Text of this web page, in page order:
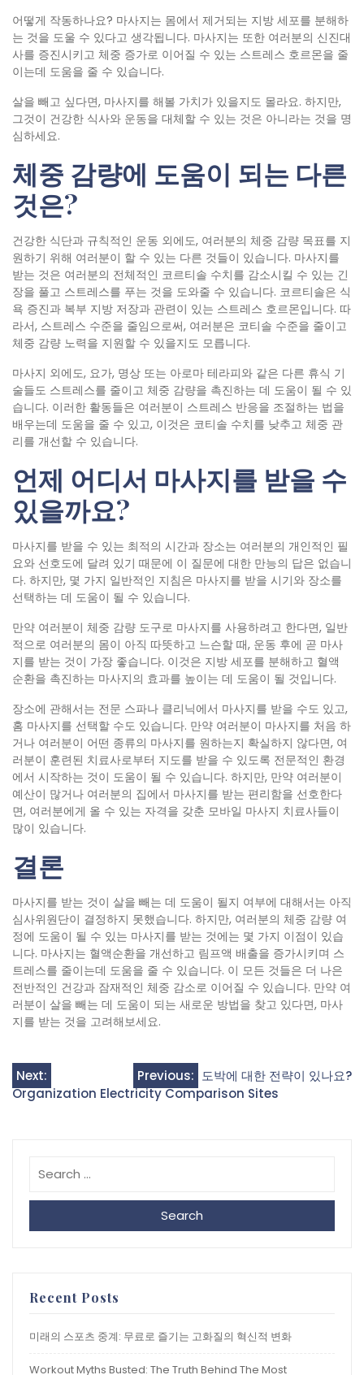
어떻게 작동하나요? 마사지는 몸에서 제거되는 지방 세포를 분해하
는 것을 도울 수 있다고 생각됩니다. 마사지는 또한 여러분의 신진대
사를 증진시키고 체중 증가로 이어질 수 있는 스트레스 호르몬을 줄
이는데 도움을 줄 수 있습니다.
살을 빼고 싶다면, 마사지를 해볼 가치가 있을지도 몰라요. 하지만,
그것이 건강한 식사와 운동을 대체할 수 있는 것은 아니라는 것을 명
심하세요.
체중 감량에 도움이 되는 다른
것은?
건강한 식단과 규칙적인 운동 외에도, 여러분의 체중 감량 목표를 지
원하기 위해 여러분이 할 수 있는 다른 것들이 있습니다. 마사지를
받는 것은 여러분의 전체적인 코르티솔 수치를 감소시킬 수 있는 긴
장을 풀고 스트레스를 푸는 것을 도와줄 수 있습니다. 코르티솔은 식
욕 증진과 복부 지방 저장과 관련이 있는 스트레스 호르몬입니다. 따
라서, 스트레스 수준을 줄임으로써, 여러분은 코티솔 수준을 줄이고
체중 감량 노력을 지원할 수 있을지도 모릅니다.
마사지 외에도, 요가, 명상 또는 아로마 테라피와 같은 다른 휴식 기
술들도 스트레스를 줄이고 체중 감량을 촉진하는 데 도움이 될 수 있
습니다. 이러한 활동들은 여러분이 스트레스 반응을 조절하는 법을
배우는데 도움을 줄 수 있고, 이것은 코티솔 수치를 낮추고 체중 관
리를 개선할 수 있습니다.
언제 어디서 마사지를 받을 수
있을까요?
마사지를 받을 수 있는 최적의 시간과 장소는 여러분의 개인적인 필
요와 선호도에 달려 있기 때문에 이 질문에 대한 만능의 답은 없습니
다. 하지만, 몇 가지 일반적인 지침은 마사지를 받을 시기와 장소를
선택하는 데 도움이 될 수 있습니다.
만약 여러분이 체중 감량 도구로 마사지를 사용하려고 한다면, 일반
적으로 여러분의 몸이 아직 따뜻하고 느슨할 때, 운동 후에 곧 마사
지를 받는 것이 가장 좋습니다. 이것은 지방 세포를 분해하고 혈액
순환을 촉진하는 마사지의 효과를 높이는 데 도움이 될 것입니다.
장소에 관해서는 전문 스파나 클리닉에서 마사지를 받을 수도 있고,
홈 마사지를 선택할 수도 있습니다. 만약 여러분이 마사지를 처음 하
거나 여러분이 어떤 종류의 마사지를 원하는지 확실하지 않다면, 여
러분이 훈련된 치료사로부터 지도를 받을 수 있도록 전문적인 환경
에서 시작하는 것이 도움이 될 수 있습니다. 하지만, 만약 여러분이
예산이 많거나 여러분의 집에서 마사지를 받는 편리함을 선호한다
면, 여러분에게 올 수 있는 자격을 갖춘 모바일 마사지 치료사들이
많이 있습니다.
결론
마사지를 받는 것이 살을 빼는 데 도움이 될지 여부에 대해서는 아직
심사위원단이 결정하지 못했습니다. 하지만, 여러분의 체중 감량 여
정에 도움이 될 수 있는 마사지를 받는 것에는 몇 가지 이점이 있습
니다. 마사지는 혈액순환을 개선하고 림프액 배출을 증가시키며 스
트레스를 줄이는데 도움을 줄 수 있습니다. 이 모든 것들은 더 나은
전반적인 건강과 잠재적인 체중 감소로 이어질 수 있습니다. 만약 여
러분이 살을 빼는 데 도움이 되는 새로운 방법을 찾고 있다면, 마사
지를 받는 것을 고려해보세요.
Post
navigation
Previous: 도박에 대한 전략이 있나요?
Next:
Organization Electricity Comparison Sites
Search
Recent Posts
미래의 스포츠 중계: 무료로 즐기는 고화질의 혁신적 변화
Workout Myths Busted: The Truth Behind The Most